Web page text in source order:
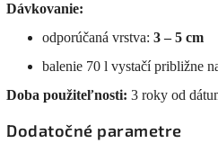
Dávkovanie:
odporúčaná vrstva: 3 – 5 cm
balenie 70 l vystačí približne
Doba použiteľnosti: 3 roky od
Dodatočné parametre